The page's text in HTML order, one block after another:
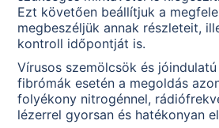
Ezt követően beállítjuk a
megbeszéljük annak részleteit,
kontroll időpontját is.
Vírusos szemölcsök és
fibrómák esetén a megoldás
folyékony nitrogénnel,
lézerrel gyorsan és hatékonyan